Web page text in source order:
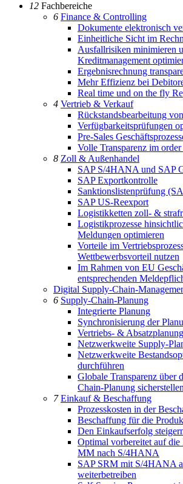
12 Fachbereiche
6 Finance & Controlling
Dokumente elektronisch
Einheitliche Sicht im
Ausfallrisiken minimieren
Kreditmanagement
Ergebnisrechnung
Mehr Effizienz bei
Real time und on the fly
4 Vertrieb & Verkauf
Rückstandsbearbeitung
Verfügbarkeitsprüfungen
Pre-Sales
Volle Transparenz im
8 Zoll & Außenhandel
SAP S/4HANA und SAP
SAP Exportkontrolle
Sanktionslistenprüfung
SAP US-Reexport
Logistikketten zoll- &
Logistikprozesse
Meldungen optimieren
Vorteile im
Wettbewerbsvorteil nutzen
Im Rahmen von EU
entsprechenden
Digital Supply-Chain-
6 Supply-Chain-Planung
Integrierte Planung
Synchronisierung der
Vertriebs- &
Netzwerkweite Supply-
Netzwerkweite
durchführen
Globale Transparenz über
Chain-Planung sicherstellen
7Einkauf & Beschaffung
Prozesskosten in der
Beschaffung für die
Den Einkaufserfolg
Optimal vorbereitet auf
MM nach S/4HANA
SAP SRM mit S/4HANA
weiterbetreiben